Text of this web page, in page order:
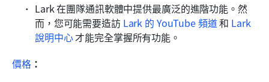
Lark 在團隊通訊軟體中提供最廣泛的進階功能。然
而，您可能需要造訪 Lark 的 YouTube 頻道 和 Lark
說明中心 才能完全掌握所有功能。
價格：